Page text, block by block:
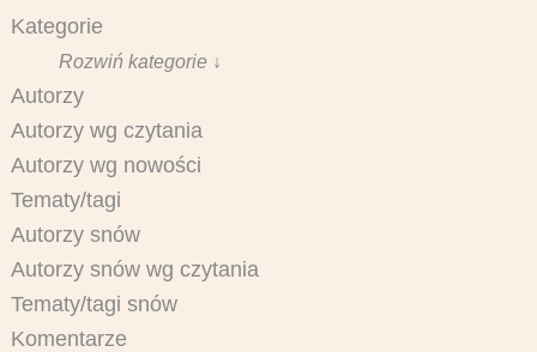
Kategorie
Rozwiń kategorie ↓
Autorzy
Autorzy wg czytania
Autorzy wg nowości
Tematy/tagi
Autorzy snów
Autorzy snów wg czytania
Tematy/tagi snów
Komentarze